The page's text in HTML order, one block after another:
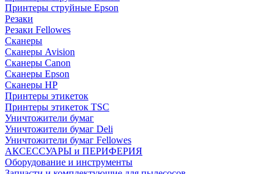
Принтеры струйные Epson
Резаки
Резаки Fellowes
Сканеры
Сканеры Avision
Сканеры Canon
Сканеры Epson
Сканеры HP
Принтеры этикеток
Принтеры этикеток TSC
Уничтожители бумаг
Уничтожители бумаг Deli
Уничтожители бумаг Fellowes
АКСЕССУАРЫ и ПЕРИФЕРИЯ
Оборудование и инструменты